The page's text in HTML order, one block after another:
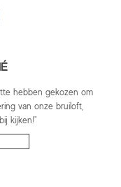
hebben gekozen om
van onze bruiloft,
kijken!"